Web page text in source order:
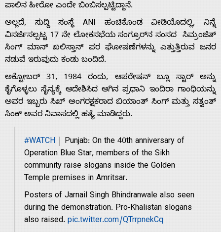
Home
About
Us
Advertise
With
ಪಾಲಿನ ಹೀರೋ ಎಂದೇ ಬಿಂಬಿಸಲ್ಪಟ್ಟಿದ್ದಾನೆ.
ಅಲ್ಲದೆ, ಸುದ್ದಿ ಸಂಸ್ಥೆ ANI ಹಂಚಿಕೊಂಡ ವೀಡಿಯೊದಲ್ಲಿ, ನಿನ್ನೆ
ವಿಸರ್ಜಿಸಲ್ಪಟ್ಟ 17 ನೇ ಲೋಕಸಭೆಯ ಸಂಗ್ರೂರ್‌ನ ಸಂಸದ ಸಿಮ್ರಂಜಿತ್
ಸಿಂಗ್ ಮಾನ್ ಖಲಿಸ್ತಾನ್ ಪರ ಘೋಷಣೆಗಳನ್ನು ಎತ್ತುತ್ತಿರುವ ಜನರ
ನಡುವೆ ಇರುವುದು ಕಂಡು ಬಂದಿದೆ.
ಅಕ್ಟೋಬರ್ 31, 1984 ರಂದು, ಆಪರೇಷನ್ ಬ್ಲೂ ಸ್ಟಾರ್ ಅನ್ನು
ಕೈಗೊಳ್ಳಲು ಸೈನ್ಯಕ್ಕೆ ಆದೇಶಿಸಿದ ಆಗಿನ ಪ್ರಧಾನಿ ಇಂದಿರಾ ಗಾಂಧಿಯನ್ನು
ಅವರ ಇಬ್ಬರು ಸಿಖ್ ಅಂಗರಕ್ಷಕರಾದ ಬಿಯಾಂತ್ ಸಿಂಗ್ ಮತ್ತು ಸತ್ವಂತ್
ಸಿಂಕ್ ಅವರ ನಿವಾಸದಲ್ಲಿ ಹತ್ಯೆ ಮಾಡಿದ್ದರು.
#WATCH | Punjab: On the 40th anniversary of
Operation Blue Star, members of the Sikh
community raise slogans inside the Golden
Temple premises in Amritsar.
Posters of Jarnail Singh Bhindranwale also seen
during the demonstration. Pro-Khalistan slogans
also raised.pic.twitter.com/QTrrpnekCq